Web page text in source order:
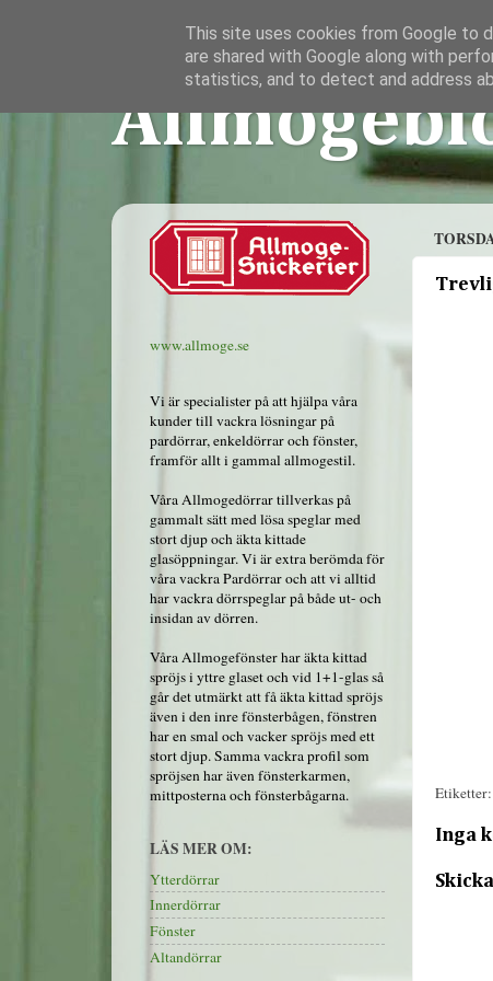
Etiketter:
Inga
www.allmoge.se
Vi är specialister på att hjälpa våra
kunder till vackra lösningar på
pardörrar, enkeldörrar och fönster,
framför allt i gammal allmogestil.
Våra Allmogedörrar tillverkas på
gammalt sätt med lösa speglar med
stort djup och äkta kittade
glasöppningar. Vi är extra berömda för
våra vackra Pardörrar och att vi alltid
har vackra dörrspeglar på både ut- och
insidan av dörren.
Våra Allmogefönster har äkta kittad
spröjs i yttre glaset och vid 1+1-glas så
går det utmärkt att få äkta kittad spröjs
även i den inre fönsterbågen, fönstren
har en smal och vacker spröjs med ett
stort djup. Samma vackra profil som
spröjsen har även fönsterkarmen,
mittposterna och fönsterbågarna.
LÄS MER OM:
Ytterdörrar
Innerdörrar
Fönster
Altandörrar
This site uses cookies from Google to
are shared with Google along with
statistics, and to detect and address